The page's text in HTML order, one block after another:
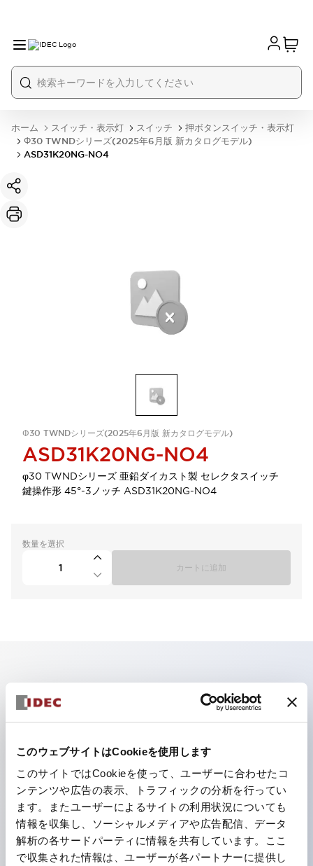
このウェブサイトはCookieを使用します
このサイトではCookieを使って、ユーザーに合わせたコ
ンテンツや広告の表示、トラフィックの分析を行ってい
ます。またユーザーによるサイトの利用状況についても
情報を収集し、ソーシャルメディアや広告配信、データ
解析の各サードパーティに情報を共有しています。ここ
で収集された情報は、ユーザーが各パートナーに提供し
ホーム スイッチ・表示灯 スイッチ
押ボタンスイッチ・表示灯
Φ30 TWNDシリーズ(2025年6月版 新カタログモデル)
ASD31K20NG-NO4
Φ30 TWNDシリーズ(2025年6月版 新カタログモデル)
ASD31K20NG-NO4
φ30 TWNDシリーズ 亜鉛ダイカスト製 セレクタスイッチ
鍵操作形 45°-3ノッチ ASD31K20NG-NO4
数量を選択
カートに追加
主な特長
照光ユニットの低電圧タイプ（6～24Vタイプ）は
2026年1月より新カタログモデルの製品に順次切り替え
予定
パネルへの取付強度が要求される用途や北米向け機械な
どに適した亜鉛ダイカストタイプ
フィンガープロテクション構造、ねじアップ端子構造、
保護構造IP20に対応したHW-U形コンタクトブロック